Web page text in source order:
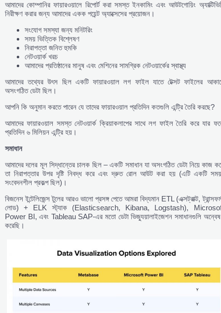
আমাদের কোম্পানির ফায়ারওয়ালে রিপোর্ট করা সমস্ত ইনকামিং এবং আউটগোয়িং
নিরীক্ষণ করার জন্য আমাদের একক পয়েন্ট অ্যাক্সেসের প্রয়োজন।
সংযোগ সমস্যা জন্য মনিটরিং
সময় ভিত্তিক বিশ্লেষণ
নিরাপত্তা জনিত হুমকি
নেটওয়ার্ক খরচ
আমাদের প্রতিষ্ঠানের মানুষ এবং মেশিনের সামগ্রিক নেটওয়ার্কের স্বাস্থ্য
আমাদের তথ্যের উৎস ছিল একটি ফায়ারওয়াল লগ ফাইল যাতে টেক্সট ফাইলের
অসংগঠিত ডেটা ছিল।
আপনি কি অনুমান করতে পারেন যে তাদের ফায়ারওয়াল প্রতিদিন কতগুলি এন্ট্রি তৈরি করছে?
আমাদের ফায়ারওয়াল সমস্ত নেটওয়ার্ক ক্রিয়াকলাপের সাথে লগ ফাইল তৈরি করে যার
প্রতিদিন ৬ মিলিয়ন এন্ট্রি হয়।
সমাধান
আমাদের দলের মূল সিদ্ধান্তের চালক ছিল – একটি সমাধান যা অসংগঠিত ডেটা নিয়ে কাজ
তা নিরাপত্তার উপর দৃষ্টি নিবদ্ধ করে এবং দ্রুত রোল আউট করা হয় (এটি একটি
সংবেদনশীল প্রকল্প ছিল)।
বিজনেস ইন্টেলিজেন্স টুলের আরও ভালো প্রসঙ্গ পেতে আমরা বিদ্যমান ETL (এক্সট্রাক্ট,
লোড) + ELK স্ট্যাক (Elasticsearch, Kibana, Logstash),
Power BI, এবং Tableau SAP-এর মতো ডেটা ভিজ্যুয়ালাইজেশন সমাধানগুলি
করেছি।